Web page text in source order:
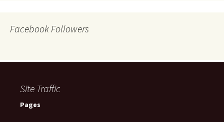
Facebook Followers
Site Traffic
Pages